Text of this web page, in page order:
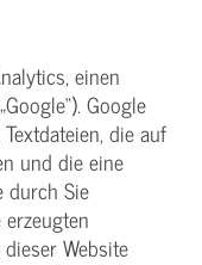
einen
Google
die auf
und die eine
durch Sie
Website